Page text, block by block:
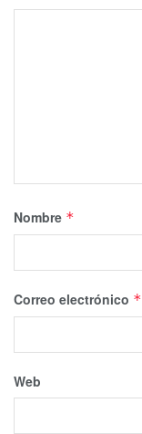
Nombre *
Correo electrónico *
Web